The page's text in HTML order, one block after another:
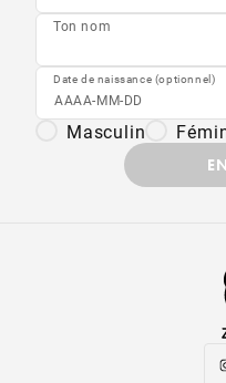
Ton nom
Date de naissance (optionnel)
Masculin